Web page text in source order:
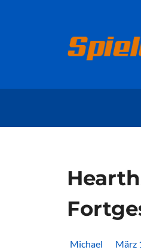
Michael März